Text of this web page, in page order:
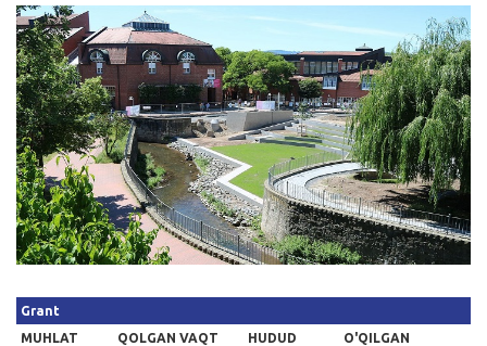
Qidirish
Kirish
Grant
MUHLAT
QOLGAN VAQT
HUDUD
O'QILGAN